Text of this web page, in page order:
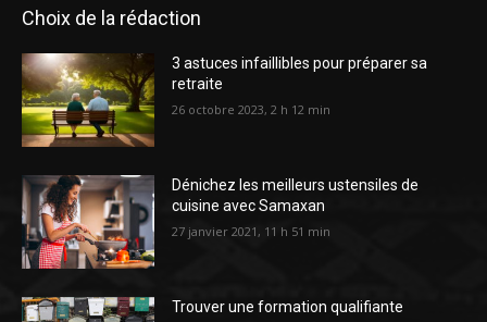
Choix de la rédaction
3 astuces infaillibles pour préparer sa
retraite
26 octobre 2023, 2 h 12 min
Dénichez les meilleurs ustensiles de
cuisine avec Samaxan
27 janvier 2021, 11 h 51 min
Trouver une formation qualifiante